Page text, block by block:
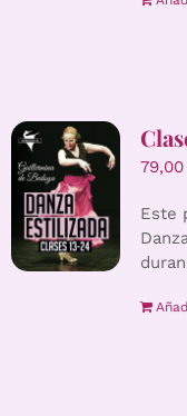
79,00
Este